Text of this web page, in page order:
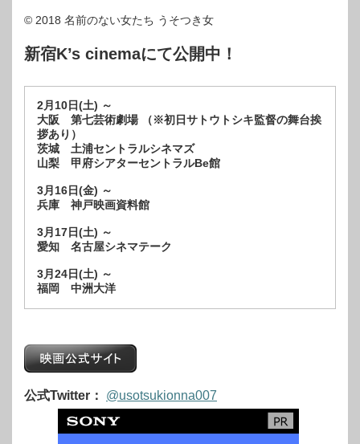
© 2018 名前のない女たち うそつき女
新宿K’s cinemaにて公開中！
2月10日(土) ～
大阪 第七芸術劇場 （※初日サトウトシキ監督の舞台挨
拶あり）
茨城 土浦セントラルシネマズ
山梨 甲府シアターセントラルBe館
3月16日(金) ～
兵庫 神戸映画資料館
3月17日(土) ～
愛知 名古屋シネマテーク
3月24日(土) ～
福岡 中洲大洋
公式Twitter： @usotsukionna007